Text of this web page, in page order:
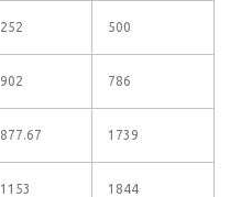
252 500
902 786
877.67 1739
1153 1844